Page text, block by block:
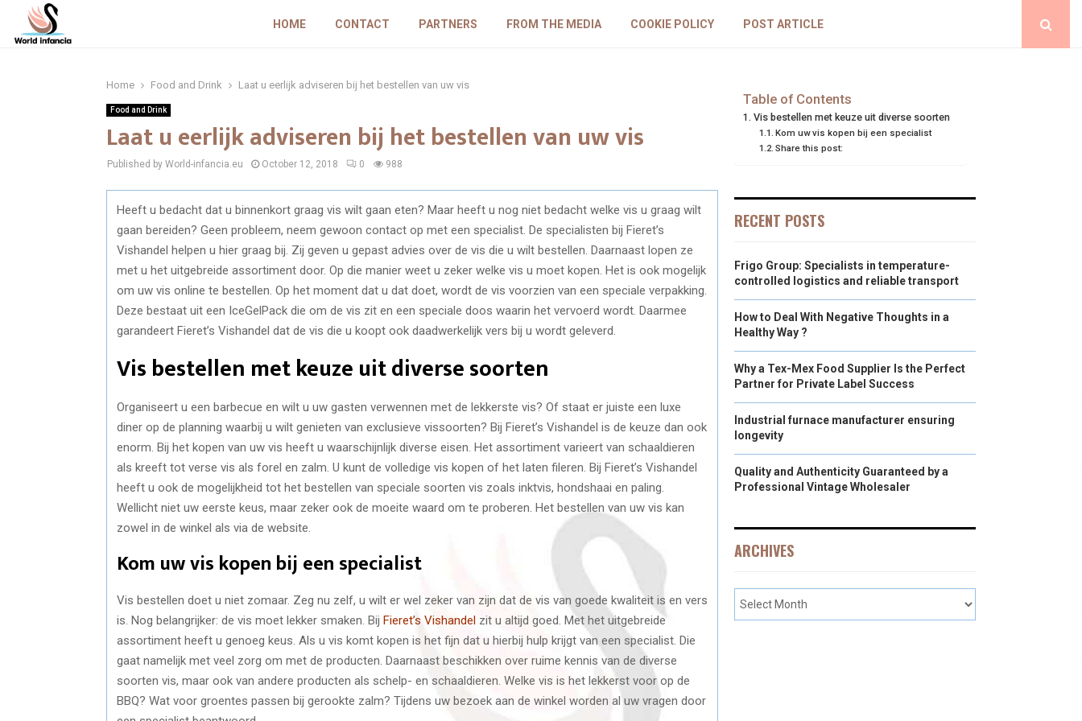
HOME CONTACT PARTNERS FROM THE MEDIA COOKIE POLICY POST ARTICLE
Home Food and Drink Laat u eerlijk adviseren bij het bestellen van uw vis
Food and Drink
Laat u eerlijk adviseren bij het bestellen van uw vis
Published by World-infancia.eu October 12, 2018 0 988
Heeft u bedacht dat u binnenkort graag vis wilt gaan eten? Maar heeft u nog niet bedacht welke vis u graag wilt
gaan bereiden? Geen probleem, neem gewoon contact op met een specialist. De specialisten bij Fieret’s
Vishandel helpen u hier graag bij. Zij geven u gepast advies over de vis die u wilt bestellen. Daarnaast lopen ze
met u het uitgebreide assortiment door. Op die manier weet u zeker welke vis u moet kopen. Het is ook mogelijk
om uw vis online te bestellen. Op het moment dat u dat doet, wordt de vis voorzien van een speciale verpakking.
Deze bestaat uit een IceGelPack die om de vis zit en een speciale doos waarin het vervoerd wordt. Daarmee
garandeert Fieret’s Vishandel dat de vis die u koopt ook daadwerkelijk vers bij u wordt geleverd.
Vis bestellen met keuze uit diverse soorten
Organiseert u een barbecue en wilt u uw gasten verwennen met de lekkerste vis? Of staat er juiste een luxe
diner op de planning waarbij u wilt genieten van exclusieve vissoorten? Bij Fieret’s Vishandel is de keuze dan ook
enorm. Bij het kopen van uw vis heeft u waarschijnlijk diverse eisen. Het assortiment varieert van schaaldieren
als kreeft tot verse vis als forel en zalm. U kunt de volledige vis kopen of het laten fileren. Bij Fieret’s Vishandel
heeft u ook de mogelijkheid tot het bestellen van speciale soorten vis zoals inktvis, hondshaai en paling.
Wellicht niet uw eerste keus, maar zeker ook de moeite waard om te proberen. Het bestellen van uw vis kan
zowel in de winkel als via de website.
Kom uw vis kopen bij een specialist
Vis bestellen doet u niet zomaar. Zeg nu zelf, u wilt er wel zeker van zijn dat de vis van goede kwaliteit is en vers
is. Nog belangrijker: de vis moet lekker smaken. Bij Fieret’s Vishandel zit u altijd goed. Met het uitgebreide
assortiment heeft u genoeg keus. Als u vis komt kopen is het fijn dat u hierbij hulp krijgt van een specialist. Die
gaat namelijk met veel zorg om met de producten. Daarnaast beschikken over ruime kennis van de diverse
soorten vis, maar ook van andere producten als schelp- en schaaldieren. Welke vis is het lekkerst voor op de
BBQ? Wat voor groentes passen bij gerookte zalm? Tijdens uw bezoek aan de winkel worden al uw vragen door
Table of Contents
Vis bestellen met keuze uit diverse soorten
Kom uw vis kopen bij een specialist
Share this post:
RECENT POSTS
Frigo Group: Specialists in temperature-
controlled logistics and reliable transport
How to Deal With Negative Thoughts in a
Healthy Way ?
Why a Tex-Mex Food Supplier Is the Perfect
Partner for Private Label Success
Industrial furnace manufacturer ensuring
longevity
Quality and Authenticity Guaranteed by a
Professional Vintage Wholesaler
ARCHIVES